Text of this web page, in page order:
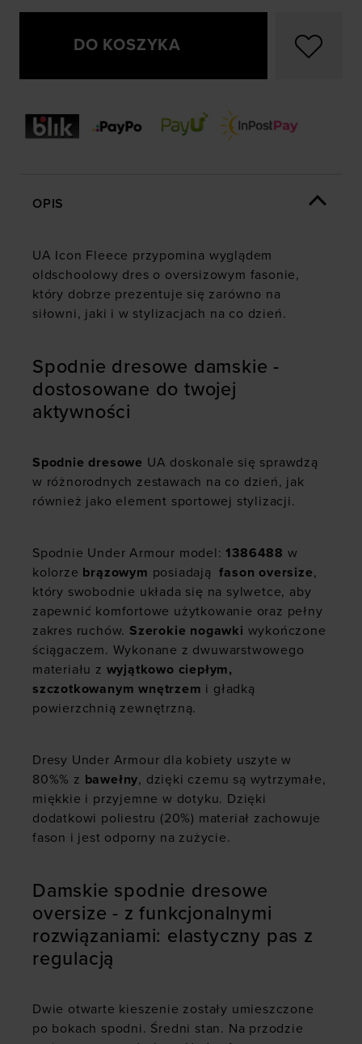
DO KOSZYKA
OPIS
UA Icon Fleece przypomina wyglądem
oldschoolowy dres o oversizowym fasonie,
który dobrze prezentuje się zarówno na
siłowni, jaki i w stylizacjach na co dzień.
Spodnie dresowe damskie -
dostosowane do twojej
aktywności
Spodnie dresowe UA doskonale się sprawdzą
w różnorodnych zestawach na co dzień, jak
również jako element sportowej stylizacji.
Spodnie Under Armour model: 1386488 w
kolorze brązowym posiadają fason oversize,
który swobodnie układa się na sylwetce, aby
zapewnić komfortowe użytkowanie oraz pełny
zakres ruchów. Szerokie nogawki wykończone
ściągaczem. Wykonane z dwuwarstwowego
materiału z wyjątkowo ciepłym,
szczotkowanym wnętrzem i gładką
powierzchnią zewnętrzną.
Dresy Under Armour dla kobiety uszyte w
80%% z bawełny, dzięki czemu są wytrzymałe,
miękkie i przyjemne w dotyku. Dzięki
dodatkowi poliestru (20%) materiał zachowuje
fason i jest odporny na zużycie.
Damskie spodnie dresowe
oversize - z funkcjonalnymi
rozwiązaniami: elastyczny pas z
regulacją
Dwie otwarte kieszenie zostały umieszczone
po bokach spodni. Średni stan. Na przodzie